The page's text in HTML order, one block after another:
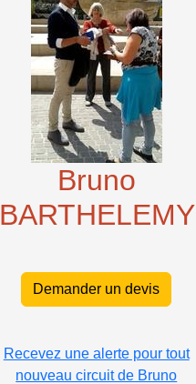
Bruno
BARTHELEMY
Demander un devis
Recevez une alerte pour tout
nouveau circuit de Bruno